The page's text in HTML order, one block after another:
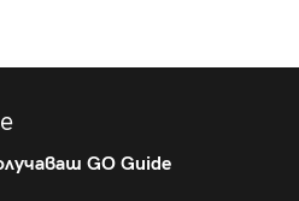
GO Guide